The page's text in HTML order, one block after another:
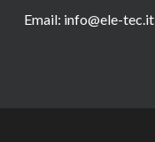
Email: info@ele-tec.it